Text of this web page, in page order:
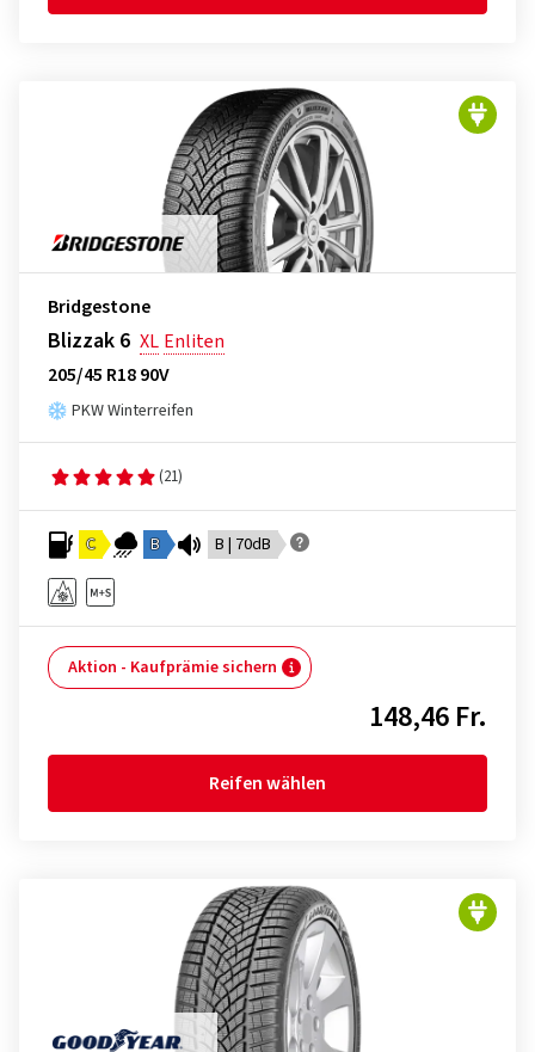
Bridgestone
Blizzak 6 XL Enliten
205/45 R18 90V
PKW Winterreifen
(21)
C B B | 70dB
Aktion - Kaufprämie sichern
148,46 Fr.
Reifen wählen